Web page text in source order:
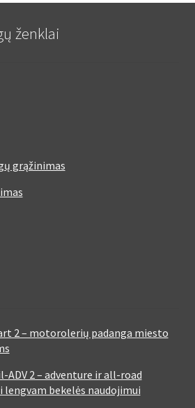
ženklai
grąžinimas
2 – motorolerių padanga miesto
ADV 2 – adventure ir all-road
lengvam bekelės naudojimui